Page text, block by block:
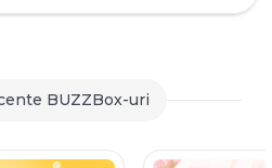
lei.BUZZBox-uri